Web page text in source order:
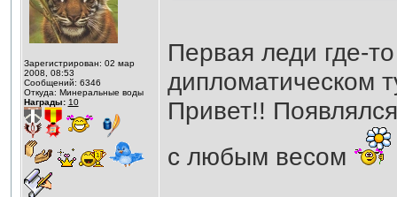
Зарегистрирован: 02 мар
2008, 08:53
Сообщений: 6346
Откуда: Минеральные воды
Награды: 10
Первая леди где-
дипломатическом
Привет!!
с любым весом